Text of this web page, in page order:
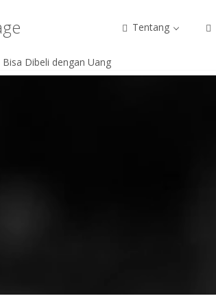
Tentang
Dibeli dengan Uang